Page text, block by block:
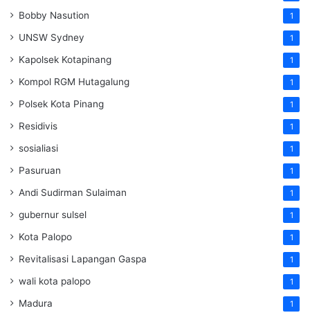
Bobby Nasution 1
UNSW Sydney 1
Kapolsek Kotapinang 1
Kompol RGM Hutagalung 1
Polsek Kota Pinang 1
Residivis 1
sosialiasi 1
Pasuruan 1
Andi Sudirman Sulaiman 1
gubernur sulsel 1
Kota Palopo 1
Revitalisasi Lapangan Gaspa 1
wali kota palopo 1
Madura 1